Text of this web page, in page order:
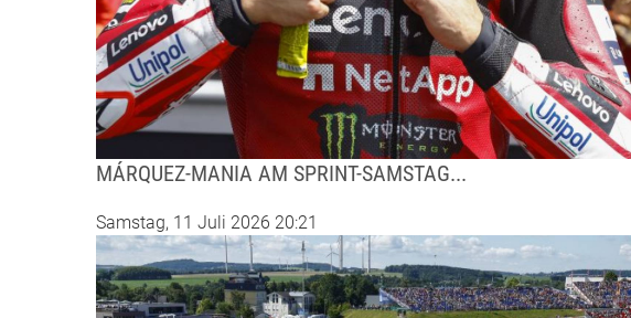
MÁRQUEZ-MANIA AM SPRINT-SAMSTAG...
Samstag, 11 Juli 2026 20:21